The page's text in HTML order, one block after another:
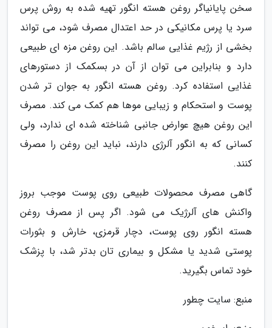
سخن پایانیاگر روغن هسته انگور تهیه شده به روش پرس
سرد یا پرس مکانیکی در حد اعتدال مصرف شود، می تواند
بخشی از رژیم غذایی سالم باشد. این روغن مزه ای طبیعی
دارد و بنابراین می توان از آن در بسکمک از دستورهای
غذایی استفاده کرد. روغن هسته انگور به جوان تر شدن
پوست و استحکام و زیبایی موها هم کمک می کند. مصرف
این روغن هیچ عوارض جانبی شناخته شده ای ندارد، ولی
کسانی که به انگور آلرژی دارند، نباید این روغن را مصرف
کنند.
گاهی مصرف محصولات طبیعی روی پوست موجب بروز
واکنش های آلرژیک می شود. اگر پس از مصرف روغن
هسته انگور روی پوست، دچار قرمزی، خارش و بثورات
پوستی شدید یا مشکل و بیماری تان بدتر شد، با پزشک
خود تماس بگیرید.
منبع: سایت چطور